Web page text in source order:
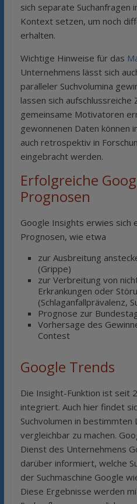
sich separate Suchanfragen
Kontext setzen, um noch
erhalten.
Wichtige Hinweise für das
Unternehmens lässt sich
paralleler Suchvolumina
lassen sich aufschlussreiche
gemeinsame Motivatoren
gewonnenen Daten können
auch retrospektiv in
eingebracht werden.
Erfolgreiche
Prognosen
Google Insights erwies sich
Prognosen, wie etwa
zur Ausbreitung
(Grippe)
zur Verbreitung von
Erkrankungen oder
(Schlaganfallprävalenz,
Prognose zur
Vorhersage des
Contest
Google Trends
Die Insight-Funktion ist seit
integriert. Auch hier findet
Suchvolumen in bestimmten
vergleichbar zu machen.
Dienst des Unternehmens
darüber informiert, welche
der Suchmaschine Google
Diese Ergebnisse werden